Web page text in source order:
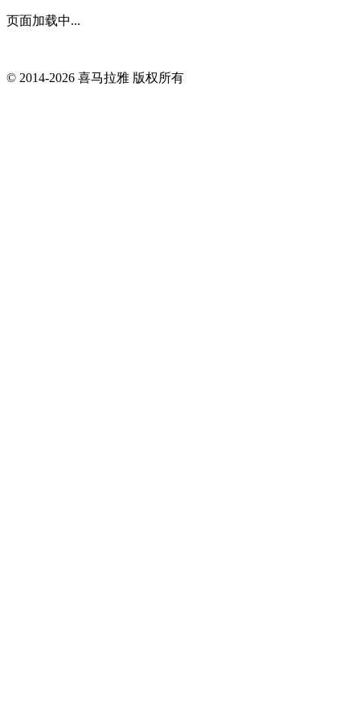
页面加载中...
© 2014-2026 喜马拉雅 版权所有